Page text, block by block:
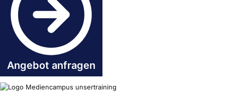
Angebot anfragen